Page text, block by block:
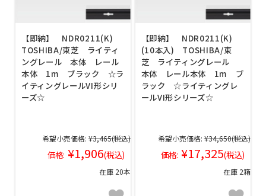
【即納】 NDR0211(K)
TOSHIBA/東芝 ライティ
ングレール 本体 レール
本体 1m ブラック ☆ラ
イティングレールVI形シリ
ーズ☆
希望小売価格: ¥3,465(税込)
価格: ¥1,906(税込)
在庫 20本
【即納】 NDR0211(K)
(10本入) TOSHIBA/東
芝 ライティングレール
本体 レール本体 1m ブ
ラック ☆ライティングレ
ールVI形シリーズ☆
希望小売価格: ¥34,650(税込)
価格: ¥17,325(税込)
在庫 2箱